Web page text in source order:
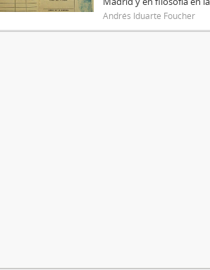
Andrés Iduarte Foucher